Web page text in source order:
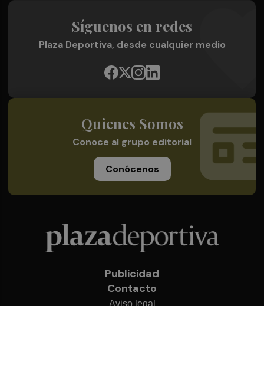
Síguenos en redes
Plaza Deportiva, desde cualquier medio
Quienes Somos
Conoce al grupo editorial
Conócenos
Publicidad
Contacto
Aviso legal